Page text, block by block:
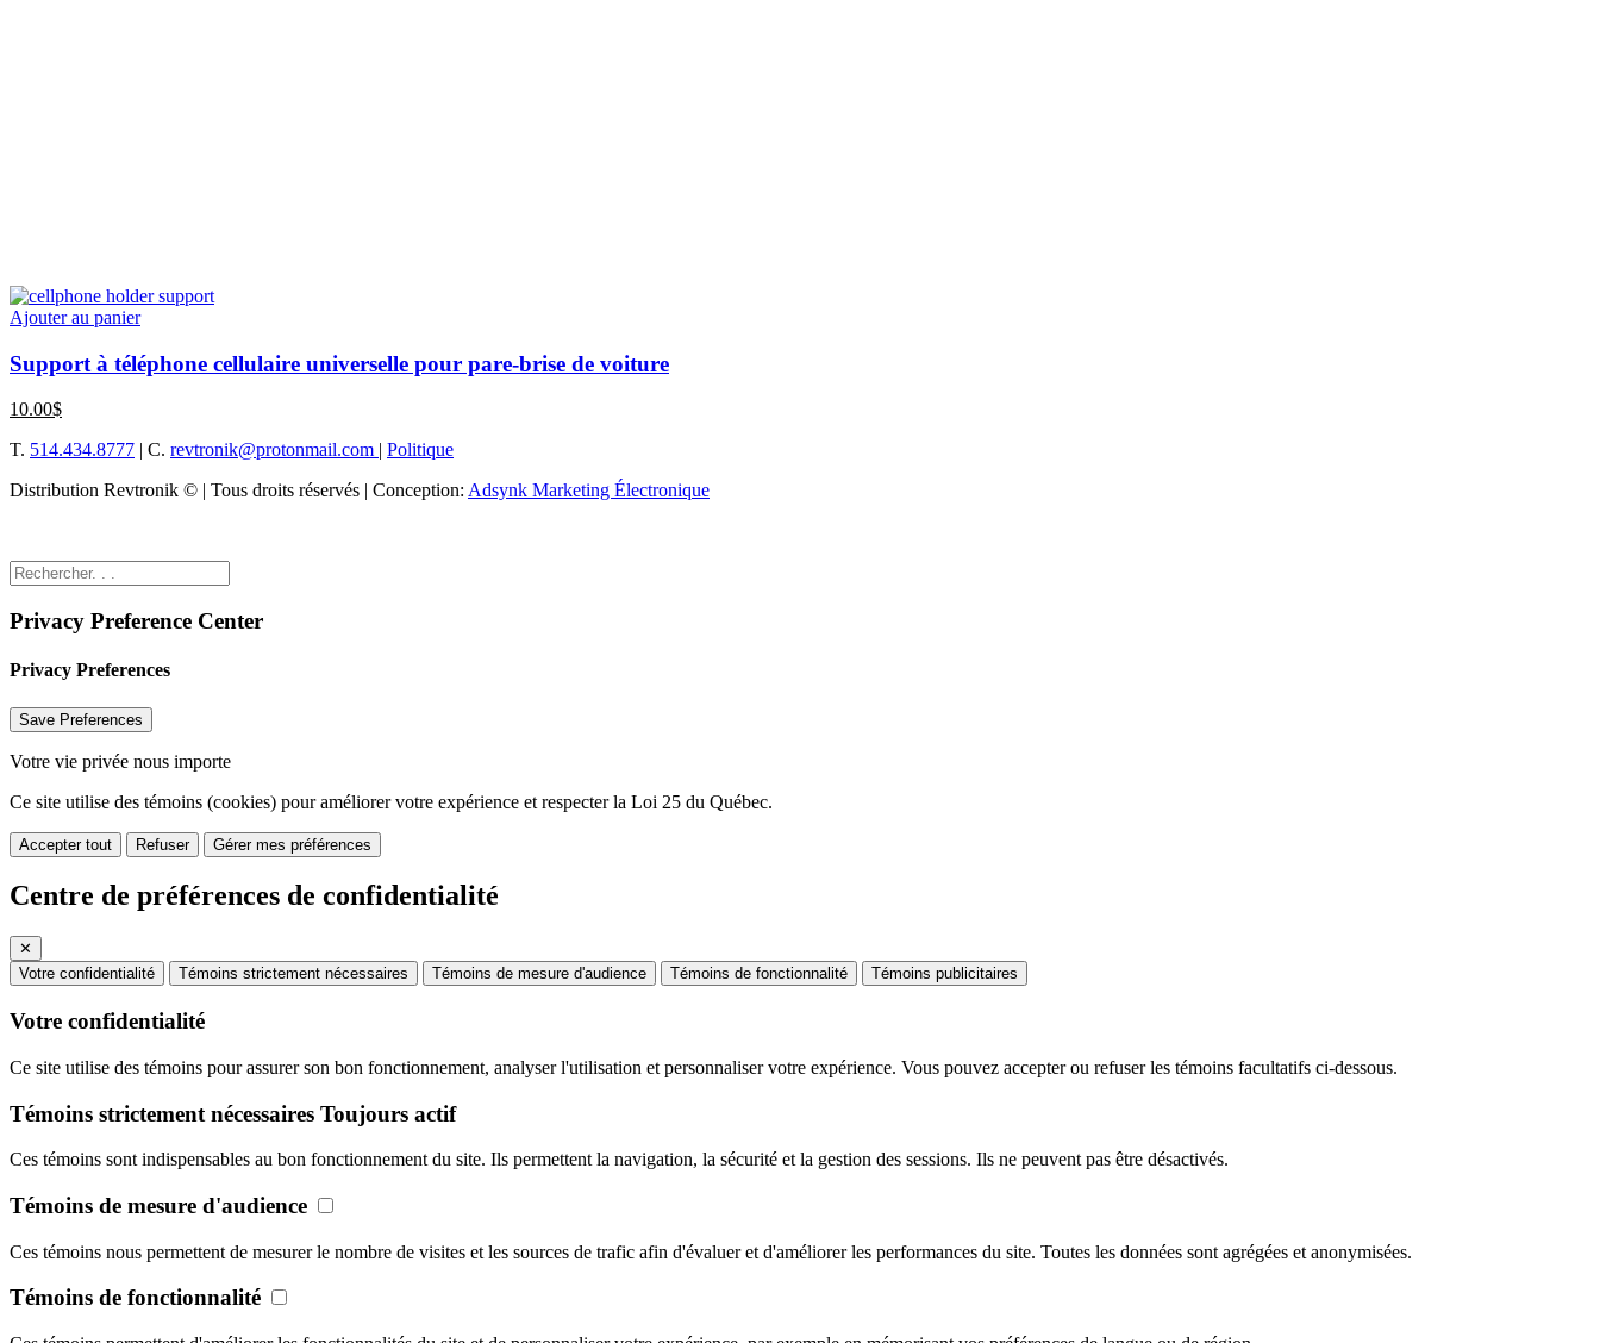
Ajouter au panier
Support à téléphone cellulaire universelle pour pare-brise de voiture
10.00$
T. 514.434.8777 | C. revtronik@protonmail.com | Politique
Distribution Revtronik © | Tous droits réservés | Conception: Adsynk Marketing Électronique
Privacy Preference Center
Privacy Preferences
Votre vie privée nous importe
Ce site utilise des témoins (cookies) pour améliorer votre expérience et respecter la Loi 25 du Québec.
Accepter tout Refuser Gérer mes préférences
Centre de préférences de confidentialité
✕
Votre confidentialité
Témoins strictement nécessaires Témoins de mesure d'audience Témoins de fonctionnalité Témoins publicitaires
Votre confidentialité
Ce site utilise des témoins pour assurer son bon fonctionnement, analyser l'utilisation et personnaliser votre expérience. Vous pouvez accepter ou refuser les témoins facultatifs ci-dessous.
Témoins strictement nécessaires Toujours actif
Ces témoins sont indispensables au bon fonctionnement du site. Ils permettent la navigation, la sécurité et la gestion des sessions. Ils ne peuvent pas être désactivés.
Témoins de mesure d'audience
Ces témoins nous permettent de mesurer le nombre de visites et les sources de trafic afin d'évaluer et d'améliorer les performances du site. Toutes les données sont agrégées et anonymisées.
Témoins de fonctionnalité